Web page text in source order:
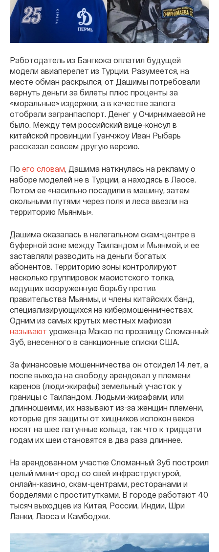
Работодатель из Бангкока оплатил будущей
модели авиаперелет из Турции. Разумеется, на
месте обман раскрылся, от Дашимы потребовали
вернуть деньги за билеты плюс проценты за
«моральные» издержки, а в качестве залога
отобрали загранпаспорт. Денег у Очирнимаевой не
было. Между тем российский вице-консул в
китайской провинции Гуанчжоу Иван Рыбарь
рассказал совсем другую версию.
По его словам, Дашима наткнулась на рекламу о
наборе моделей не в Турции, а находясь в Лаосе.
Потом ее «насильно посадили в машину, затем
окольными путями через поля и леса ввезли на
территорию Мьянмы».
Дашима оказалась в нелегальном скам-центре в
буферной зоне между Таиландом и Мьянмой, и ее
заставляли разводить на деньги богатых
абонентов. Территорию зоны контролируют
несколько группировок маоистского толка,
ведущих вооруженную борьбу против
правительства Мьянмы, и члены китайских банд,
специализирующихся на кибермошенничествах.
Одним из самых крутых местных мафиози
называют уроженца Макао по прозвищу Сломанный
Зуб, внесенного в санкционные списки США.
За финансовые мошенничества он отсидел 14 лет, а
после выхода на свободу арендовал у племени
каренов (люди-жирафы) земельный участок у
границы с Таиландом. Людьми-жирафами, или
длинношеими, их называют из-за женщин племени,
которые для защиты от хищников испокон веков
носят на шее латунные кольца, так что к тридцати
годам их шеи становятся в два раза длиннее.
На арендованном участке Сломанный Зуб построил
целый мини-город со свей инфраструктурой,
онлайн-казино, скам-центрами, ресторанами и
борделями с проститутками. В городе работают 40
тысяч выходцев из Китая, России, Индии, Шри
Ланки, Лаоса и Камбоджи.